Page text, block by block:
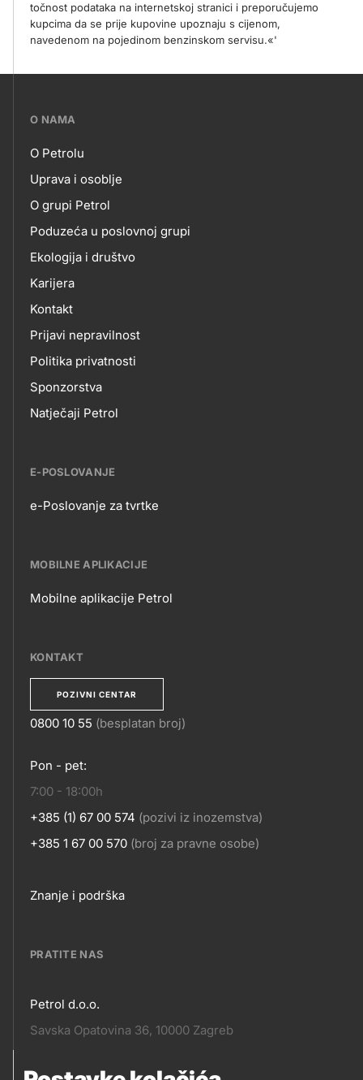
točnost podataka na internetskoj stranici i preporučujemo
kupcima da se prije kupovine upoznaju s cijenom,
navedenom na pojedinom benzinskom servisu.«'
???
skupno.footer-
title???
O NAMA
O
NAMA
O Petrolu
Uprava i osoblje
O grupi Petrol
Poduzeća u poslovnoj grupi
Ekologija i društvo
Karijera
Kontakt
Prijavi nepravilnost
Politika privatnosti
Sponzorstva
Natječaji Petrol
E-POSLOVANJE
POSLOVANJE
e-Poslovanje za tvrtke
MOBILNE APLIKACIJE
APLIKACIJE
Mobilne aplikacije Petrol
KONTAKT
POZIVNI CENTAR
KONTAKT
0800 10 55 (besplatan broj)
Pon - pet:
7:00 - 18:00h
+385 (1) 67 00 574 (pozivi iz inozemstva)
+385 1 67 00 570 (broj za pravne osobe)
Footer
Znanje i podrška
PRATITE NAS
Pratite
Petrol d.o.o.
Savska Opatovina 36, 10000 Zagreb